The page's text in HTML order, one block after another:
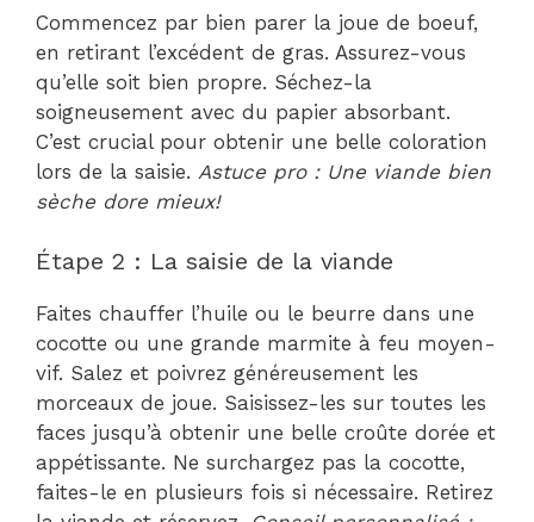
Commencez par bien parer la joue de boeuf,
en retirant l’excédent de gras. Assurez-vous
qu’elle soit bien propre. Séchez-la
soigneusement avec du papier absorbant.
C’est crucial pour obtenir une belle coloration
lors de la saisie. Astuce pro : Une viande bien
sèche dore mieux!
Étape 2 : La saisie de la viande
Faites chauffer l’huile ou le beurre dans une
cocotte ou une grande marmite à feu moyen-
vif. Salez et poivrez généreusement les
morceaux de joue. Saisissez-les sur toutes les
faces jusqu’à obtenir une belle croûte dorée et
appétissante. Ne surchargez pas la cocotte,
faites-le en plusieurs fois si nécessaire. Retirez